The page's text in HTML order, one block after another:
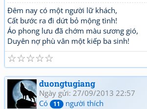
Đêm nay có một người lữ khách,
Cất bước ra đi dứt bỏ mộng tình!
Áo phong lưu đã chớm màu sương gió,
Duyên nợ phù vân một kiếp ba sinh!
☆
☆
☆
☆
☆
duongtugiang
Ngày gửi: 27/09/2013 22:57
Có
11 người thích